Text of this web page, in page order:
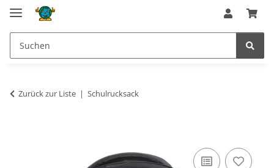
Zurück zur Liste Schulrucksack